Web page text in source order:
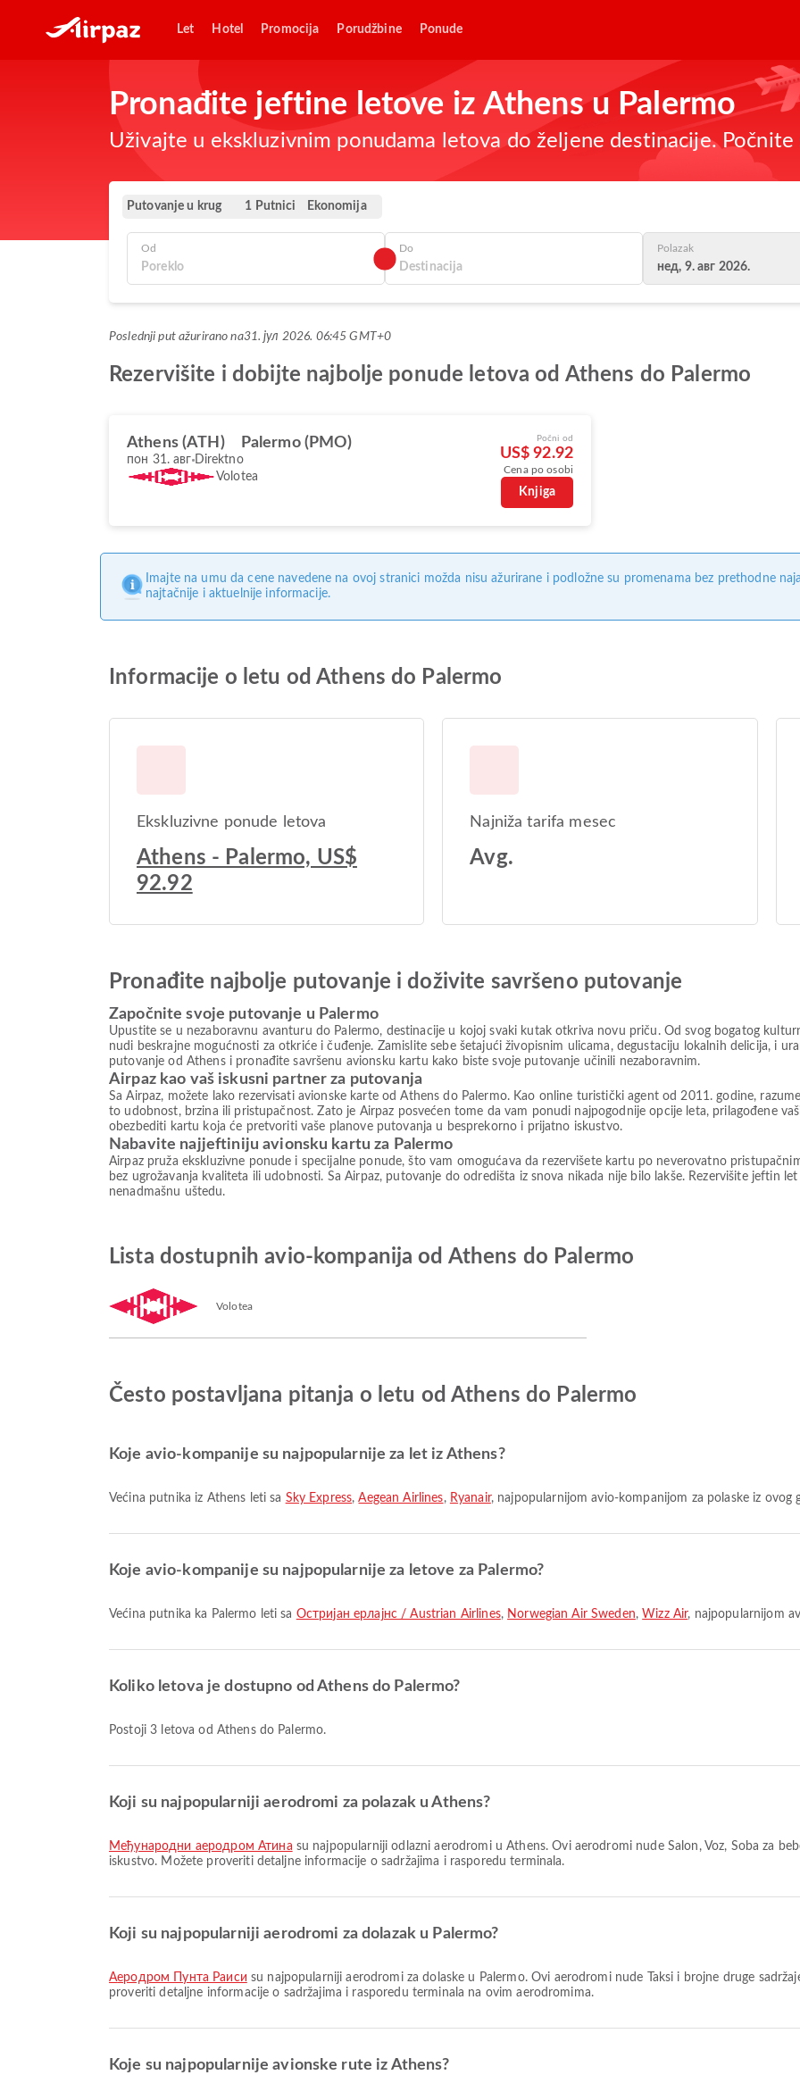
Let Hotel Promocija Porudžbine Ponude
Pronađite jeftine letove iz Athens u Palermo
Uživajte u ekskluzivnim ponudama letova do željene destinacije. Počnite
Putovanje u krug 1 Putnici Ekonomija
Od Do Polazak
нед, 9. авг 2026.
Poslednji put ažurirano na31. јул 2026. 06:45 GMT+0
Rezervišite i dobijte najbolje ponude letova od Athens do Palermo
Athens (ATH) Palermo (PMO)
пон 31. авг Direktno
Volotea
Počni od
US$ 92.92
Cena po osobi
Knjiga
Imajte na umu da cene navedene na ovoj stranici možda nisu ažurirane i podložne su promenama bez prethodne
najtačnije i aktuelnije informacije.
Informacije o letu od Athens do Palermo
Ekskluzivne ponude letova
Athens - Palermo, US$
92.92
Najniža tarifa mesec
Avg.
Pronađite najbolje putovanje i doživite savršeno putovanje
Započnite svoje putovanje u Palermo
Upustite se u nezaboravnu avanturu do Palermo, destinacije u kojoj svaki kutak otkriva novu priču. Od svog bogatog
nudi beskrajne mogućnosti za otkriće i čuđenje. Zamislite sebe šetajući živopisnim ulicama, degustaciju lokalnih delicija, i
putovanje od Athens i pronađite savršenu avionsku kartu kako biste svoje putovanje učinili nezaboravnim.
Airpaz kao vaš iskusni partner za putovanja
Sa Airpaz, možete lako rezervisati avionske karte od Athens do Palermo. Kao online turistički agent od 2011. godine,
to udobnost, brzina ili pristupačnost. Zato je Airpaz posvećen tome da vam ponudi najpogodnije opcije leta, prilagođene
obezbediti kartu koja će pretvoriti vaše planove putovanja u besprekorno i prijatno iskustvo.
Nabavite najjeftiniju avionsku kartu za Palermo
Airpaz pruža ekskluzivne ponude i specijalne ponude, što vam omogućava da rezervišete kartu po neverovatno
bez ugrožavanja kvaliteta ili udobnosti. Sa Airpaz, putovanje do odredišta iz snova nikada nije bilo lakše. Rezervišite jeftin
nenadmašnu uštedu.
Lista dostupnih avio-kompanija od Athens do Palermo
Volotea
Često postavljana pitanja o letu od Athens do Palermo
Koje avio-kompanije su najpopularnije za let iz Athens?
Većina putnika iz Athens leti sa Sky Express,Aegean Airlines, Ryanair, najpopularnijom avio-kompanijom za polaske iz ovog
Koje avio-kompanije su najpopularnije za letove za Palermo?
Većina putnika ka Palermo leti sa Остријан ерлајнс / Austrian Airlines, Norwegian Air Sweden, Wizz Air, najpopularnijom
Koliko letova je dostupno od Athens do Palermo?
Postoji 3 letova od Athens do Palermo.
Koji su najpopularniji aerodromi za polazak u Athens?
Међународни аеродром Атина su najpopularniji odlazni aerodromi u Athens. Ovi aerodromi nude Salon, Voz, Soba za
iskustvo. Možete proveriti detaljne informacije o sadržajima i rasporedu terminala.
Koji su najpopularniji aerodromi za dolazak u Palermo?
Аеродром Пунта Раиси su najpopularniji aerodromi za dolaske u Palermo. Ovi aerodromi nude Taksi i brojne druge
proveriti detaljne informacije o sadržajima i rasporedu terminala na ovim aerodromima.
Koje su najpopularnije avionske rute iz Athens?